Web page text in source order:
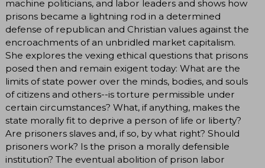
machine politicians, and labor leaders and shows how
prisons became a lightning rod in a determined
defense of republican and Christian values against the
encroachments of an unbridled market capitalism.
She explores the vexing ethical questions that prisons
posed then and remain exigent today: What are the
limits of state power over the minds, bodies, and souls
of citizens and others--is torture permissible under
certain circumstances? What, if anything, makes the
state morally fit to deprive a person of life or liberty?
Are prisoners slaves and, if so, by what right? Should
prisoners work? Is the prison a morally defensible
institution? The eventual abolition of prison labor